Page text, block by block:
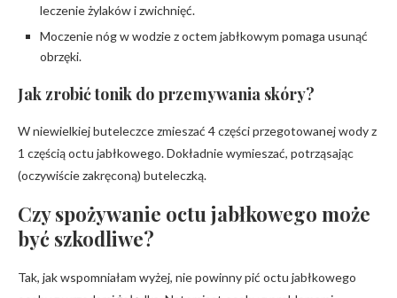
leczenie żylaków i zwichnięć.
Moczenie nóg w wodzie z octem jabłkowym pomaga usunąć
obrzęki.
Jak zrobić tonik do przemywania skóry?
W niewielkiej buteleczce zmieszać 4 części przegotowanej wody z
1 częścią octu jabłkowego. Dokładnie wymieszać, potrząsając
(oczywiście zakręconą) buteleczką.
Czy spożywanie octu jabłkowego może
być szkodliwe?
Tak, jak wspomniałam wyżej, nie powinny pić octu jabłkowego